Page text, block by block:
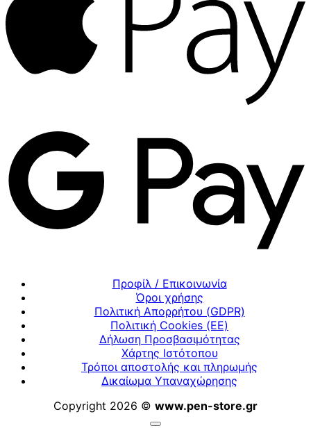
Προφίλ / Επικοινωνία
Όροι χρήσης
Πολιτική Απορρήτου (GDPR)
Πολιτική Cookies (ΕΕ)
Δήλωση Προσβασιμότητας
Χάρτης Ιστότοπου
Τρόποι αποστολής και πληρωμής
Δικαίωμα Υπαναχώρησης
Copyright 2026 © www.pen-store.gr